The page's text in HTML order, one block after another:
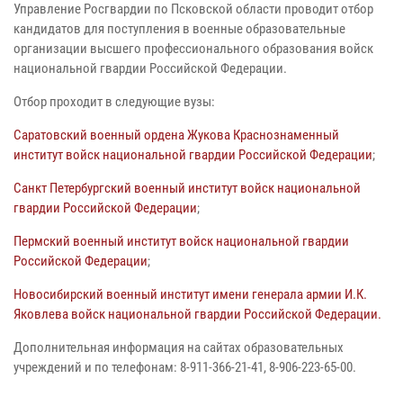
Управление Росгвардии по Псковской области проводит отбор
кандидатов для поступления в военные образовательные
организации высшего профессионального образования войск
национальной гвардии Российской Федерации.
Отбор проходит в следующие вузы:
Саратовский военный ордена Жукова Краснознаменный
институт войск национальной гвардии Российской Федерации;
Санкт Петербургский военный институт войск национальной
гвардии Российской Федерации;
Пермский военный институт войск национальной гвардии
Российской Федерации;
Новосибирский военный институт имени генерала армии И.К.
Яковлева войск национальной гвардии Российской Федерации.
Дополнительная информация на сайтах образовательных
учреждений и по телефонам: 8-911-366-21-41, 8-906-223-65-00.